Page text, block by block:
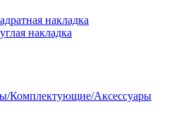
накладка
накладка
Комплектующие/Аксессуары